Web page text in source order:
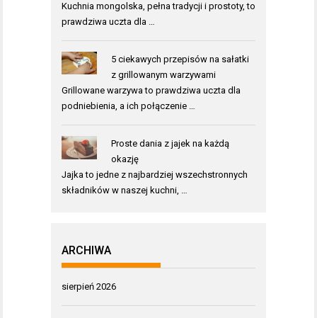
Kuchnia mongolska, pełna tradycji i prostoty, to
prawdziwa uczta dla …
5 ciekawych przepisów na sałatki
z grillowanym warzywami
Grillowane warzywa to prawdziwa uczta dla
podniebienia, a ich połączenie …
Proste dania z jajek na każdą
okazję
Jajka to jedne z najbardziej wszechstronnych
składników w naszej kuchni, …
ARCHIWA
sierpień 2026